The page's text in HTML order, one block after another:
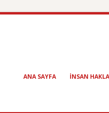
ANA SAYFA INSAN